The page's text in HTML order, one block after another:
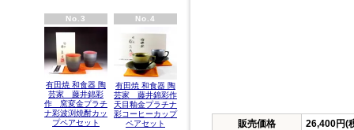
No.3
有田焼 和食器 陶
芸家 藤井錦彩
作 窯変金プラチ
ナ彩波渕焼酎カッ
プペアセット
No.4
有田焼 和食器 陶
芸家 藤井錦彩作
天目釉金プラチナ
彩コーヒーカップ
ペアセット
販売価格
26,400円(